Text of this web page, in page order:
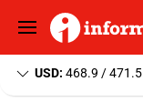
USD: 468.9 / 471.5